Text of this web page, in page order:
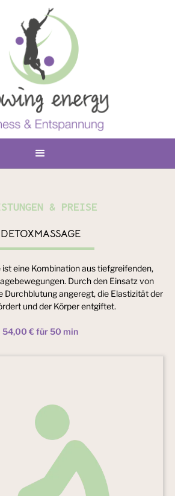
& PREISE
DETOXMASSAGE
eine Kombination aus tiefgreifenden,
Durch den Einsatz von
Durchblutung angeregt, die Elastizität der
und der Körper entgiftet.
54,00 € für 50 min